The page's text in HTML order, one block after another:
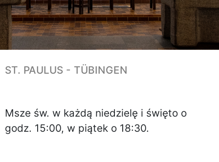
ST. PAULUS - TÜBINGEN
Msze św. w każdą niedzielę i święto o
godz. 15:00, w piątek o 18:30.